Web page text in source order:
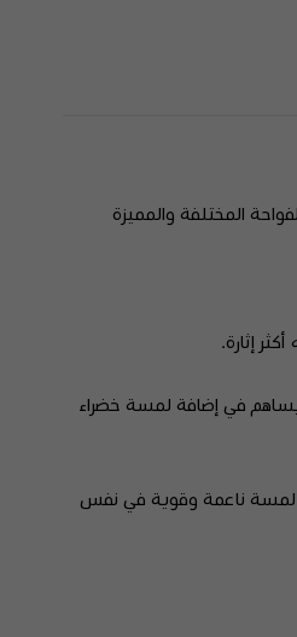
المختلفة والمميزة
إثارة.
يساهم في إضافة لمسة خضراء
لمسة ناعمة وقوية في نفس